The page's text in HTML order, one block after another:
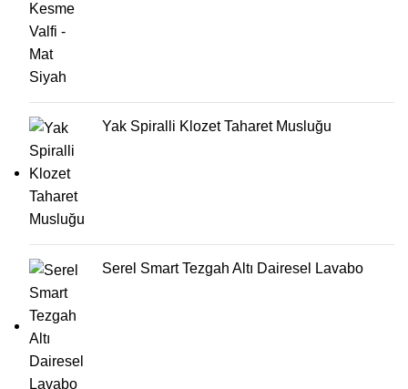
Yak Spiralli Klozet Taharet Musluğu
Serel Smart Tezgah Altı Dairesel Lavabo